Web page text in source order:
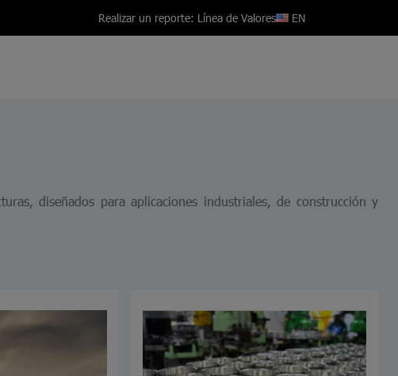
Realizar un reporte: Línea de Valores EN
diseñados para aplicaciones industriales, de construcción y